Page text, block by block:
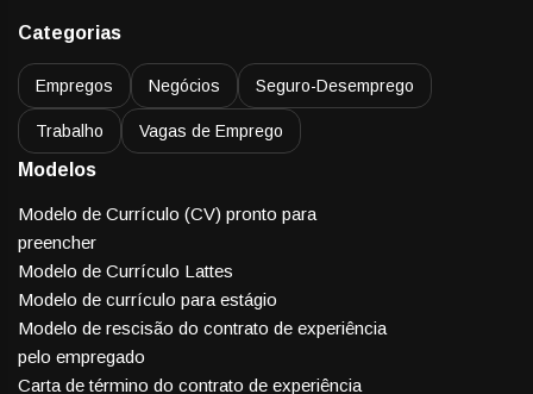
Categorias
Empregos Negócios Seguro-Desemprego
Trabalho Vagas de Emprego
Modelos
Modelo de Currículo (CV) pronto para
preencher
Modelo de Currículo Lattes
Modelo de currículo para estágio
Modelo de rescisão do contrato de experiência
pelo empregado
Carta de término do contrato de experiência